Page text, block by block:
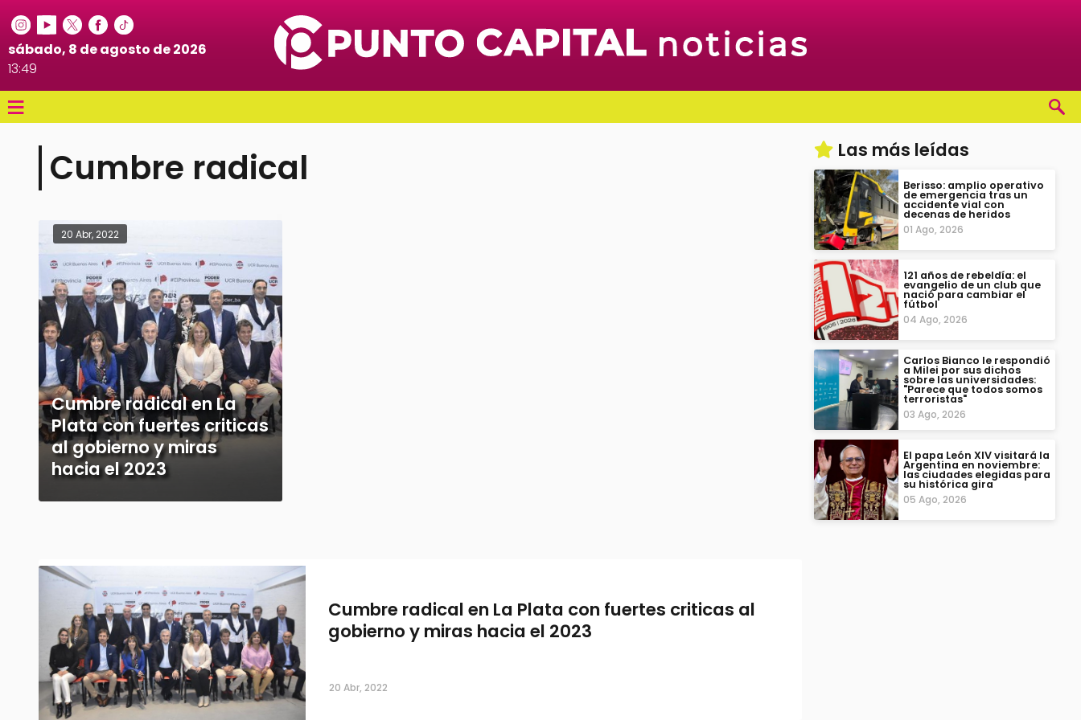
sábado, 8 de agosto de 2026
13:49
≡
Las más leídas
Berisso: amplio operativo
de emergencia tras un
accidente vial con
decenas de heridos
01 Ago, 2026
121 años de rebeldía: el
evangelio de un club que
nació para cambiar el
fútbol
04 Ago, 2026
Carlos Bianco le respondió
a Milei por sus dichos
sobre las universidades:
"Parece que todos somos
terroristas"
03 Ago, 2026
El papa León XIV visitará la
Argentina en noviembre:
las ciudades elegidas para
su histórica gira
05 Ago, 2026
Cumbre radical
20 Abr, 2022
Cumbre radical en La
Plata con fuertes criticas
al gobierno y miras
hacia el 2023
Cumbre radical en La Plata con fuertes criticas al
gobierno y miras hacia el 2023
20 Abr, 2022